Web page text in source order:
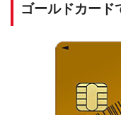
ゴールドカード